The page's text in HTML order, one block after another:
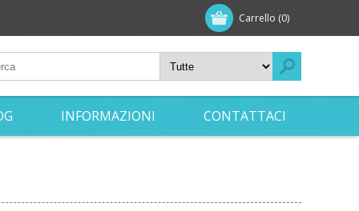
Carrello (0)
INFORMAZIONI CONTATTACI